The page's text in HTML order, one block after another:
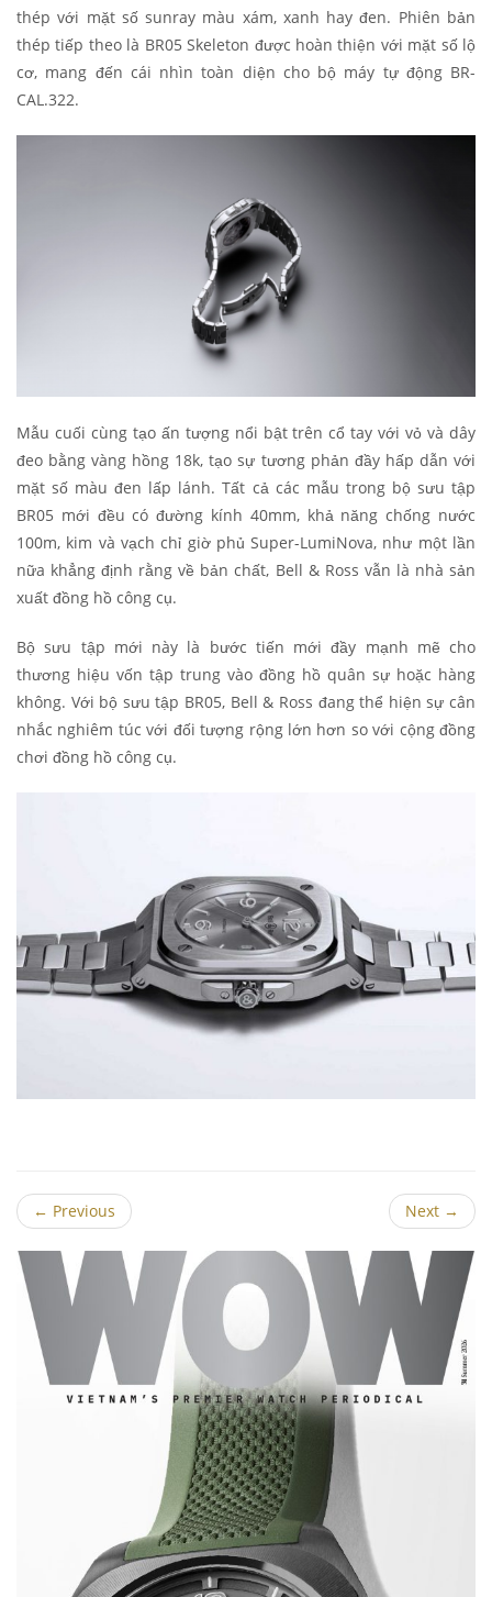
thép với mặt số sunray màu xám, xanh hay đen. Phiên bản
thép tiếp theo là BR05 Skeleton được hoàn thiện với mặt số lộ
cơ, mang đến cái nhìn toàn diện cho bộ máy tự động BR-
CAL.322.
Mẫu cuối cùng tạo ấn tượng nổi bật trên cổ tay với vỏ và dây
đeo bằng vàng hồng 18k, tạo sự tương phản đầy hấp dẫn với
mặt số màu đen lấp lánh. Tất cả các mẫu trong bộ sưu tập
BR05 mới đều có đường kính 40mm, khả năng chống nước
100m, kim và vạch chỉ giờ phủ Super-LumiNova, như một lần
nữa khẳng định rằng về bản chất, Bell & Ross vẫn là nhà sản
xuất đồng hồ công cụ.
Bộ sưu tập mới này là bước tiến mới đầy mạnh mẽ cho
thương hiệu vốn tập trung vào đồng hồ quân sự hoặc hàng
không. Với bộ sưu tập BR05, Bell & Ross đang thể hiện sự cân
nhắc nghiêm túc với đối tượng rộng lớn hơn so với cộng đồng
chơi đồng hồ công cụ.
← Previous Next →